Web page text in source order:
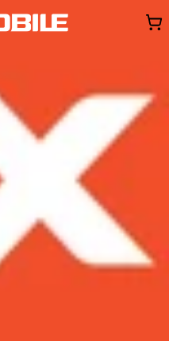
Sánh Tư vấnKhuyến
Thông báo
Ultra và
cùng một mẹ